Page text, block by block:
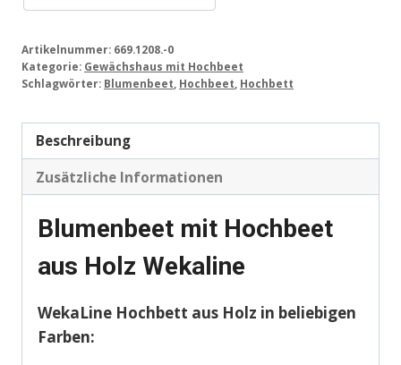
Artikelnummer: 669.1208.-0
Kategorie: Gewächshaus mit Hochbeet
Schlagwörter: Blumenbeet Hochbeet Hochbett
Beschreibung
Zusätzliche Informationen
Blumenbeet mit Hochbeet
aus Holz Wekaline
WekaLine Hochbett aus Holz in beliebigen
Farben: